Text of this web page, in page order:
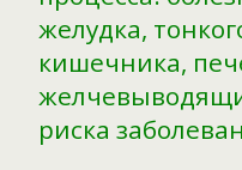
желудка,
кишечника,
риска